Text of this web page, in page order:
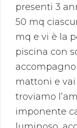
presenti 3
50 mq
mq e vi è la
piscina con
accompagno
mattoni e
troviamo
imponente